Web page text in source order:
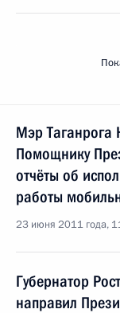
Мэр Таганрога
Помощнику
отчёты об
работы
23 июня 2011 года,
Губернатор
направил